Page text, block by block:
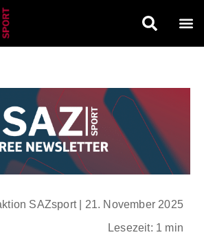
SAZsport
21. November 2025
Lesezeit: 1 min